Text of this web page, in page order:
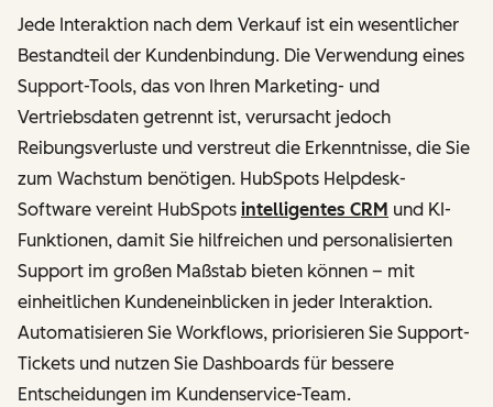
Jede Interaktion nach dem Verkauf ist ein wesentlicher
Bestandteil der Kundenbindung. Die Verwendung eines
Support-Tools, das von Ihren Marketing- und
Vertriebsdaten getrennt ist, verursacht jedoch
Reibungsverluste und verstreut die Erkenntnisse, die Sie
zum Wachstum benötigen. HubSpots Helpdesk-
Software vereint HubSpots intelligentes CRM und KI-
Funktionen, damit Sie hilfreichen und personalisierten
Support im großen Maßstab bieten können – mit
einheitlichen Kundeneinblicken in jeder Interaktion.
Automatisieren Sie Workflows, priorisieren Sie Support-
Tickets und nutzen Sie Dashboards für bessere
Entscheidungen im Kundenservice-Team.